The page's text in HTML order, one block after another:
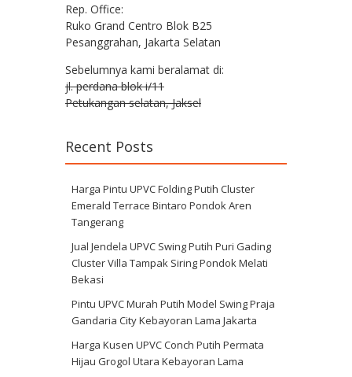
Rep. Office:
Ruko Grand Centro Blok B25
Pesanggrahan, Jakarta Selatan
Sebelumnya kami beralamat di:
jl. perdana blok i/11
Petukangan selatan, Jaksel
Recent Posts
Harga Pintu UPVC Folding Putih Cluster
Emerald Terrace Bintaro Pondok Aren
Tangerang
Jual Jendela UPVC Swing Putih Puri Gading
Cluster Villa Tampak Siring Pondok Melati
Bekasi
Pintu UPVC Murah Putih Model Swing Praja
Gandaria City Kebayoran Lama Jakarta
Harga Kusen UPVC Conch Putih Permata
Hijau Grogol Utara Kebayoran Lama